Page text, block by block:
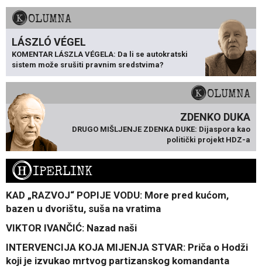
KOLUMNA
LÁSZLÓ VÉGEL
KOMENTAR LÁSZLA VÉGELA: Da li se autokratski
sistem može srušiti pravnim sredstvima?
KOLUMNA
ZDENKO DUKA
DRUGO MIŠLJENJE ZDENKA DUKE: Dijaspora kao
politički projekt HDZ-a
HIPERLINK
KAD „RAZVOJ“ POPIJE VODU: More pred kućom,
bazen u dvorištu, suša na vratima
VIKTOR IVANČIĆ: Nazad naši
INTERVENCIJA KOJA MIJENJA STVAR: Priča o Hodži
koji je izvukao mrtvog partizanskog komandanta